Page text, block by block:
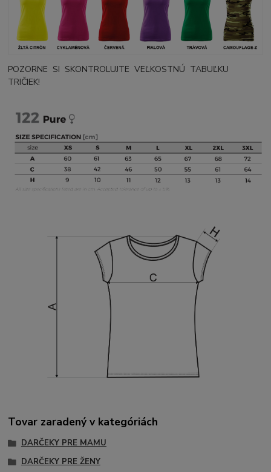
POZORNE SI SKONTROLUJTE VEĽKOSTNÚ TABUĽKU
TRIČIEK!
Tovar zaradený v kategóriách
DARČEKY PRE MAMU
DARČEKY PRE ŽENY